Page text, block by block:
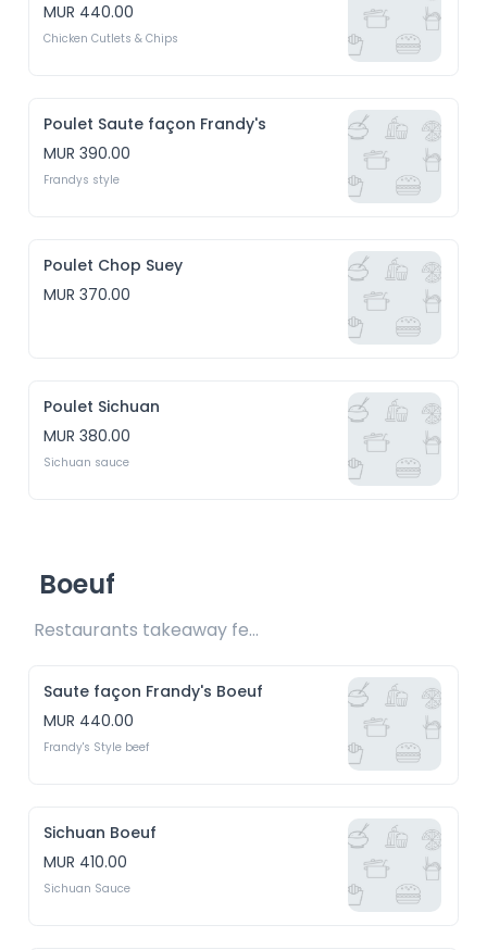
MUR 440.00
Chicken Cutlets & Chips
Poulet Saute façon Frandy's
MUR 390.00
Frandys style
Poulet Chop Suey
MUR 370.00
Poulet Sichuan
MUR 380.00
Sichuan sauce
Boeuf
Restaurants takeaway fee Rs20 included
Saute façon Frandy's Boeuf
MUR 440.00
Frandy's Style beef
Sichuan Boeuf
MUR 410.00
Sichuan Sauce